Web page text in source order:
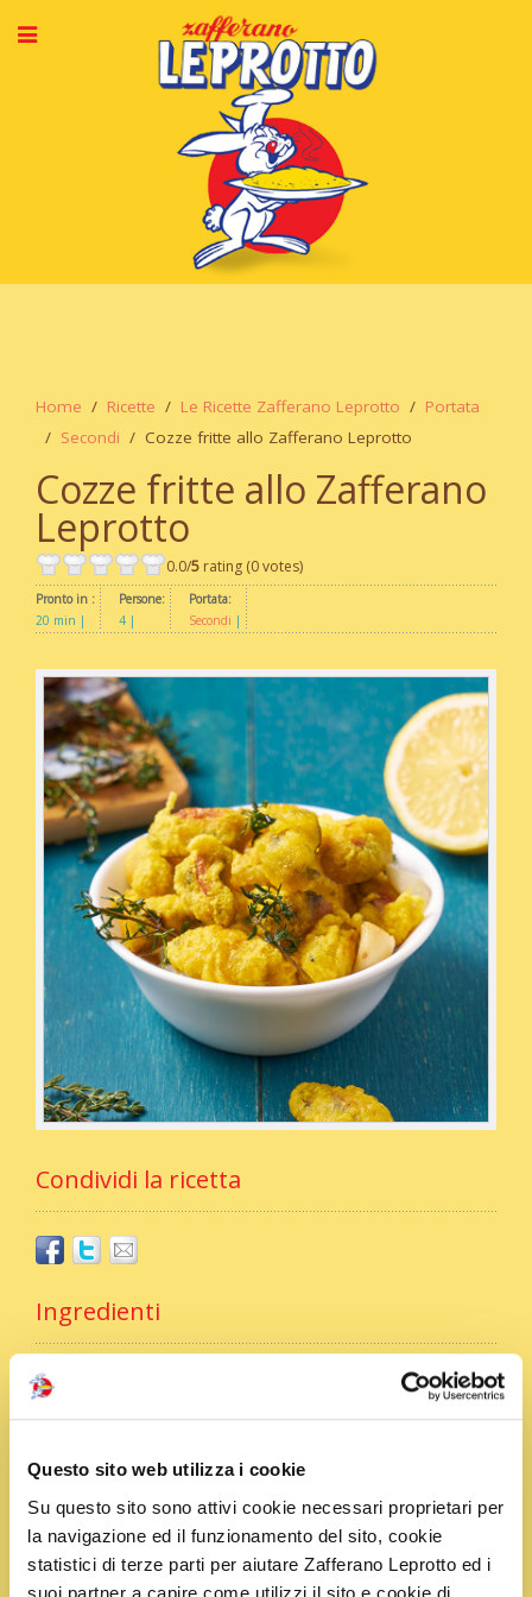
Questo sito web utilizza i cookie
Su questo sito sono attivi cookie necessari proprietari per
la navigazione ed il funzionamento del sito, cookie
statistici di terze parti per aiutare Zafferano Leprotto ed i
suoi partner a capire come utilizzi il sito e cookie di
Home Ricette Le Ricette Zafferano Leprotto
Portata
Secondi
Cozze fritte allo Zafferano Leprotto
Cozze fritte allo Zafferano
Leprotto
0.0/5 rating (0 votes)
Pronto in :
20 min
Persone:
4
Portata:
Secondi
Condividi la ricetta
Ingredienti
1 kg di cozze grandi
1 spicchio di aglio
5-6 gambi di prezzemolo
q.b birra ghiacciata, pepe, sale e olio di semi di
arachidi